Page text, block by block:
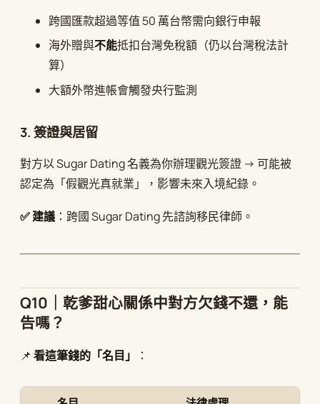
跨國匯款超過等值 50 萬台幣需向銀行申報
海外贈與不能抵扣台灣免稅額（仍以台灣稅法計
算）
大額外幣進帳會觸發央行監測
3. 簽證與居留
對方以 Sugar Dating 名義為你辦理觀光簽證 → 可能被
認定為「假觀光真就業」，影響未來入境紀錄。
✅ 建議 ：跨國 Sugar Dating 先諮詢移民律師。
Q10｜乾爹甜心關係中對方欠錢不還，能
告嗎？
📌 看這筆錢的「名目」 ：